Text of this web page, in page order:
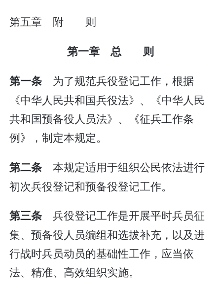
第五章 附 则
第一章 总 则
第一条 为了规范兵役登记工作，根据
《中华人民共和国兵役法》、《中华人民
共和国预备役人员法》、《征兵工作条
例》，制定本规定。
第二条本规定适用于组织公民依法进行
初次兵役登记和预备役登记工作。
第三条兵役登记工作是开展平时兵员征
集、预备役人员编组和选拔补充，以及进
行战时兵员动员的基础性工作，应当依
法、精准、高效组织实施。